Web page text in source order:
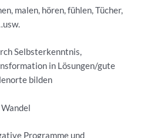
malen, hören, fühlen, Tücher,
Selbsterkenntnis,
in Lösungen/gute
bilden
Programme und